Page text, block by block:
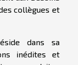
collègues et
dans sa
inédites et